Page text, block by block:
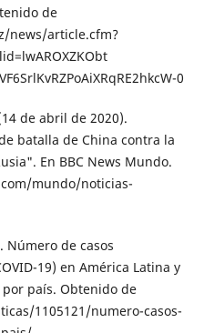
de
news/article.cfm?
0
de abril de 2020).
batalla de China contra la
En BBC News Mundo.
mun­do/noticias-
Número de casos
19) en América Latina y
país. Obtenido de
1105121/numero-casos-